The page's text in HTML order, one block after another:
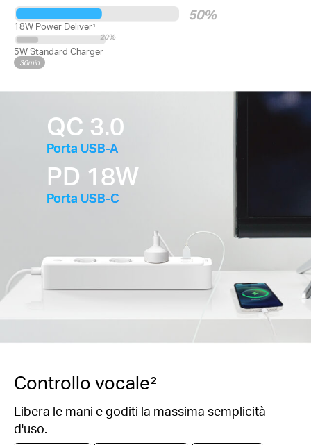
50%
18W Power Deliver¹
5W Standard Charger
20%
30min
QC 3.0
Porta USB-A
PD 18W
Porta USB-C
Controllo vocale²
Libera le mani e goditi la massima semplicità
d'uso.